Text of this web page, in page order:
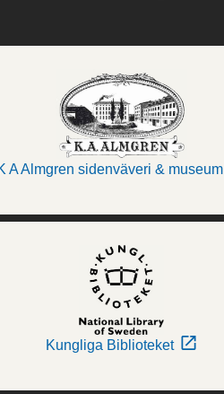
A Almgren sidenväveri & museum
Kungliga Biblioteket